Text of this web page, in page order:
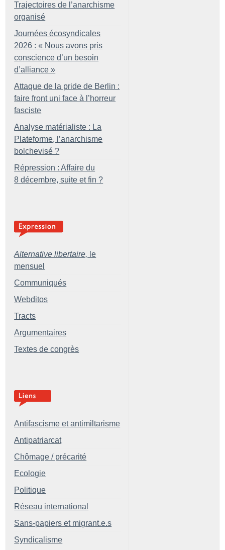
Trajectoires de l’anarchisme
organisé
Journées écosyndicales
2026 : « Nous avons pris
conscience d’un besoin
d’alliance »
Attaque de la pride de Berlin :
faire front uni face à l’horreur
fasciste
Analyse matérialiste : La
Plateforme, l’anarchisme
bolchevisé ?
Répression : Affaire du
8 décembre, suite et fin ?
Alternative libertaire, le
mensuel
Communiqués
Webditos
Tracts
Argumentaires
Textes de congrès
Antifascisme et antimiltarisme
Antipatriarcat
Chômage / précarité
Ecologie
Politique
Réseau international
Sans-papiers et migrant.e.s
Syndicalisme